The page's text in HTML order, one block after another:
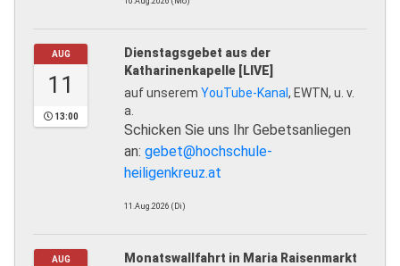
AUG
11
13:00
Dienstagsgebet aus der
Katharinenkapelle [LIVE]
auf unserem YouTube-Kanal , EWTN, u. v.
a.
Schicken Sie uns Ihr Gebetsanliegen
an: gebet@hochschule-
heiligenkreuz.at
11.Aug.2026 (Di)
AUG
Monatswallfahrt in Maria Raisenmarkt